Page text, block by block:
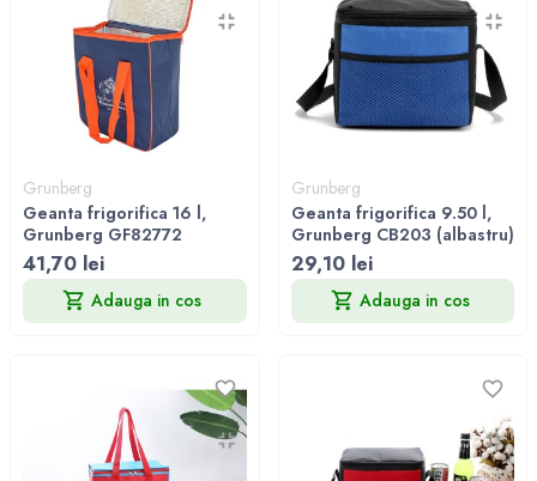
Grunberg
Geanta frigorifica 16 l,
Grunberg GF82772
41,70 lei
Adauga in cos
Grunberg
Geanta frigorifica 9.50 l,
Grunberg CB203 (albastru)
29,10 lei
Adauga in cos